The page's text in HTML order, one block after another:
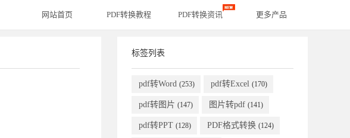
网站首页 PDF转换教程 PDF转换资讯 更多产品
标签列表
pdf转Word (253) pdf转Excel (170)
pdf转图片 (147) 图片转pdf (141)
pdf转PPT (128) PDF格式转换 (124)